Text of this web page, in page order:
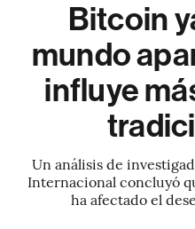
Bitcoin
mundo
influye
Un análisis de
Internacional concluyó
ha afectado el